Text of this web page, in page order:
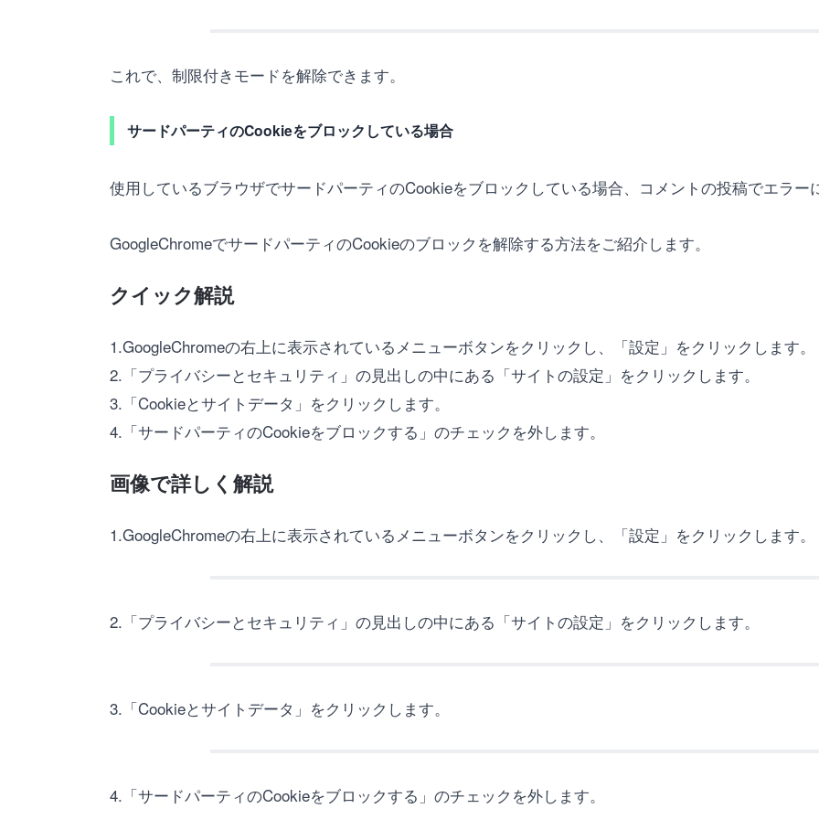
これで、制限付きモードを解除できます。
サードパーティのCookieをブロックしている場合
使用しているブラウザでサードパーティのCookieをブロックしている場合、コメントの投稿でエラー
GoogleChromeでサードパーティのCookieのブロックを解除する方法をご紹介します。
クイック解説
1.GoogleChromeの右上に表示されているメニューボタンをクリックし、「設定」をクリックします。
2.「プライバシーとセキュリティ」の見出しの中にある「サイトの設定」をクリックします。
3.「Cookieとサイトデータ」をクリックします。
4.「サードパーティのCookieをブロックする」のチェックを外します。
画像で詳しく解説
1.GoogleChromeの右上に表示されているメニューボタンをクリックし、「設定」をクリックします。
2.「プライバシーとセキュリティ」の見出しの中にある「サイトの設定」をクリックします。
3.「Cookieとサイトデータ」をクリックします。
4.「サードパーティのCookieをブロックする」のチェックを外します。